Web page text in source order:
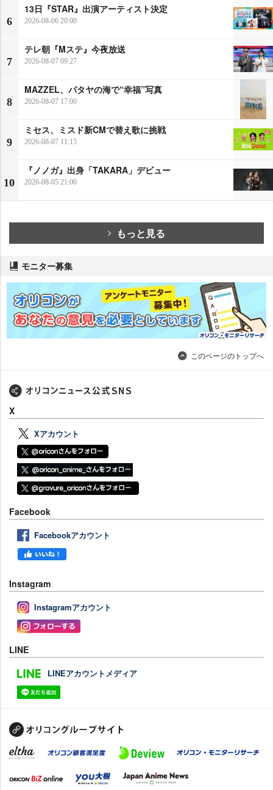
6
13日『STAR』出演アーティスト決定
2026-08-06 20:00
7
テレ朝『Mステ』今夜放送
2026-08-07 09:27
8
MAZZEL、パタヤの海で“幸福”写真
2026-08-07 17:00
9
ミセス、ミスド新CMで替え歌に挑戦
2026-08-07 11:15
10
『ノノガ』出身「TAKARA」デビュー
2026-08-05 21:00
もっと見る
モニター募集
このページのトップへ
X
Xアカウント
Facebook
Facebookアカウント
Instagram
Instagramアカウント
LINE
LINEアカウントメディア